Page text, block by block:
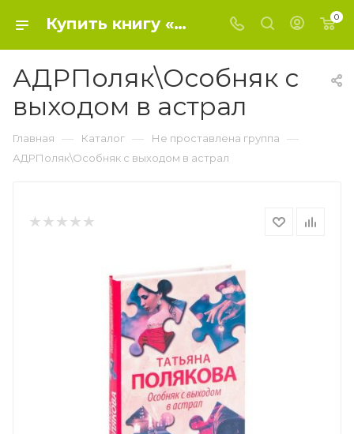
Купить книгу «АДРПоляк\Особняк с выходом в астрал» 2021, Полякова Т.В. - Не проставлена группа 0
АДРПоляк\Особняк с
выходом в астрал
Главная — Каталог — Не проставлена группа —
АДРПоляк\Особняк с выходом в астрал